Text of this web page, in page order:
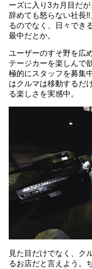
ーズに入り3カ月目だ
辞めても怒らない社長
るのでなく、日々でき
最中だとか。
ユーザーのすそ野を広
テージカーを楽しんで
極的にスタッフを募集
はクルマは移動するだ
る楽しさを実感中。
見た目だけでなく、ク
るお店だと言えよう。